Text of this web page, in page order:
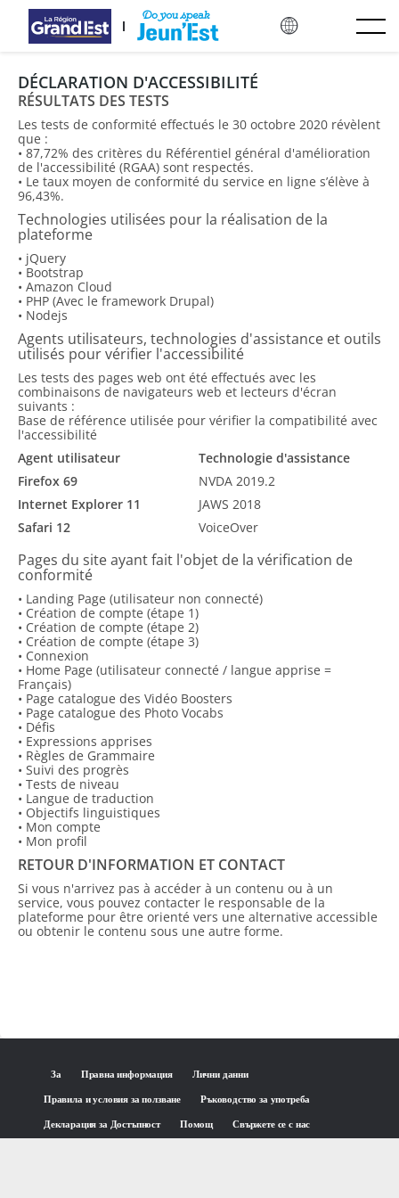
Skip to main content
DÉCLARATION D'ACCESSIBILITÉ
RÉSULTATS DES TESTS
Les tests de conformité effectués le 30 octobre 2020 révèlent
que :
• 87,72% des critères du Référentiel général d'amélioration
de l'accessibilité (RGAA) sont respectés.
• Le taux moyen de conformité du service en ligne s’élève à
96,43%.
Technologies utilisées pour la réalisation de la
plateforme
• jQuery
• Bootstrap
• Amazon Cloud
• PHP (Avec le framework Drupal)
• Nodejs
Agents utilisateurs, technologies d'assistance et outils
utilisés pour vérifier l'accessibilité
Les tests des pages web ont été effectués avec les
combinaisons de navigateurs web et lecteurs d'écran
suivants :
Base de référence utilisée pour vérifier la compatibilité avec
l'accessibilité
Agent utilisateur
Technologie d'assistance
Firefox 69
NVDA 2019.2
Internet Explorer 11
JAWS 2018
Safari 12
VoiceOver
Pages du site ayant fait l'objet de la vérification de
conformité
• Landing Page (utilisateur non connecté)
• Création de compte (étape 1)
• Création de compte (étape 2)
• Création de compte (étape 3)
• Connexion
• Home Page (utilisateur connecté / langue apprise =
Français)
• Page catalogue des Vidéo Boosters
• Page catalogue des Photo Vocabs
• Défis
• Expressions apprises
• Règles de Grammaire
• Suivi des progrès
• Tests de niveau
• Langue de traduction
• Objectifs linguistiques
• Mon compte
• Mon profil
RETOUR D'INFORMATION ET CONTACT
Si vous n'arrivez pas à accéder à un contenu ou à un
service, vous pouvez contacter le responsable de la
plateforme pour être orienté vers une alternative accessible
ou obtenir le contenu sous une autre forme.
За Правна информация
Лични данни
Правила и условия за ползване
Ръководство за употреба
Декларация за Достъпност
Помощ Свържете се с нас